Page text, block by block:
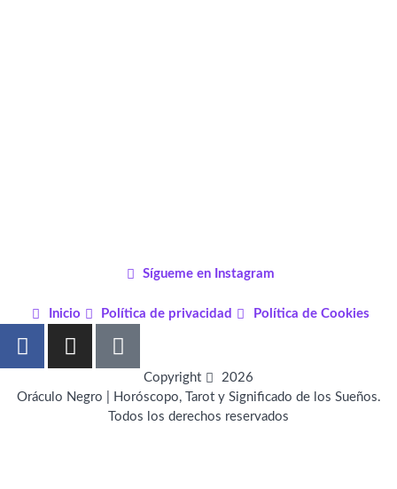
Sígueme en Instagram
Inicio Política de privacidad Política de Cookies
F
a
e
I
n
t
P
i
t
e
Copyright
2026
Oráculo Negro | Horóscopo, Tarot y Significado de los Sueños.
Todos los derechos reservados